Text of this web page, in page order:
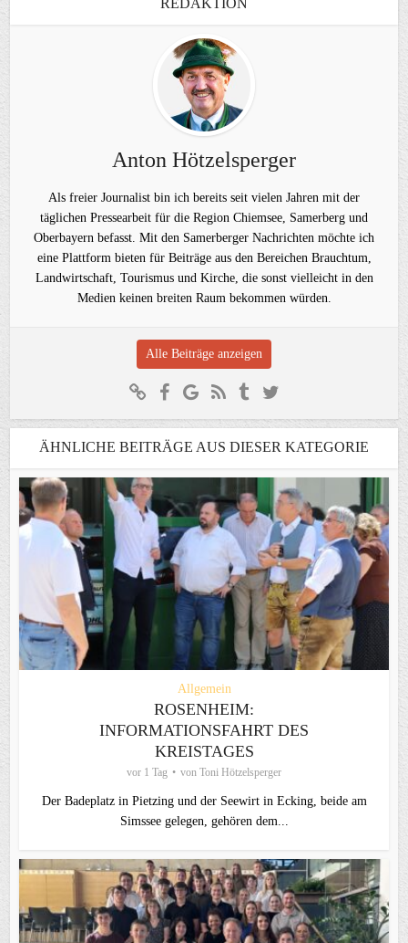
REDAKTION
Anton Hötzelsperger
Als freier Journalist bin ich bereits seit vielen Jahren mit der
täglichen Pressearbeit für die Region Chiemsee, Samerberg und
Oberbayern befasst. Mit den Samerberger Nachrichten möchte ich
eine Plattform bieten für Beiträge aus den Bereichen Brauchtum,
Landwirtschaft, Tourismus und Kirche, die sonst vielleicht in den
Medien keinen breiten Raum bekommen würden.
Alle Beiträge anzeigen
ÄHNLICHE BEITRÄGE AUS DIESER KATEGORIE
Allgemein
ROSENHEIM:
INFORMATIONSFAHRT DES
KREISTAGES
vor 1 Tag von Toni Hötzelsperger
Der Badeplatz in Pietzing und der Seewirt in Ecking, beide am
Simssee gelegen, gehören dem...